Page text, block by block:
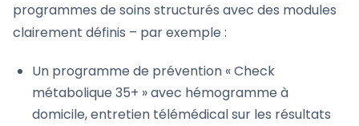
programmes de soins structurés avec des modules
clairement définis – par exemple :
Un programme de prévention « Check
métabolique 35+ » avec hémogramme à
domicile, entretien télémédical sur les résultats